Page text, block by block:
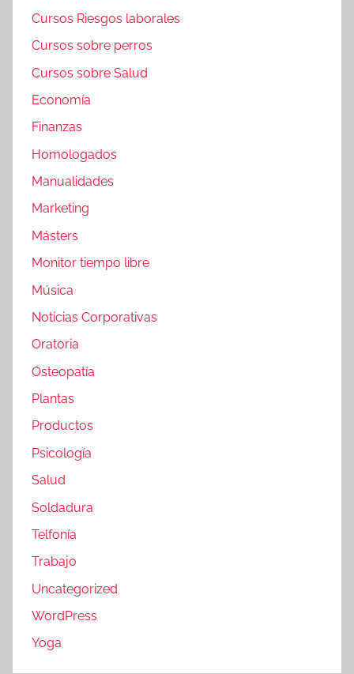
Cursos Riesgos laborales
Cursos sobre perros
Cursos sobre Salud
Economía
Finanzas
Homologados
Manualidades
Marketing
Másters
Monitor tiempo libre
Música
Noticias Corporativas
Oratoria
Osteopatía
Plantas
Productos
Psicología
Salud
Soldadura
Telfonía
Trabajo
Uncategorized
WordPress
Yoga